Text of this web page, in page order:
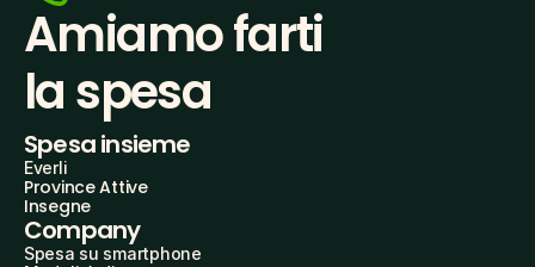
Amiamo farti
la spesa
Spesa insieme
Everli
Province Attive
Insegne
Company
Spesa su smartphone